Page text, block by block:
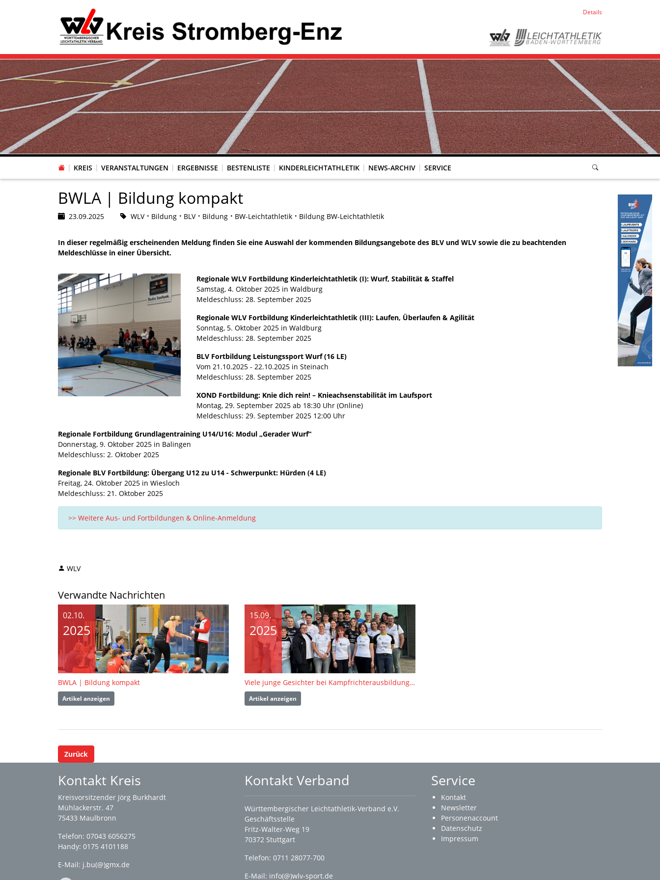
Details
KREIS VERANSTALTUNGEN ERGEBNISSE BESTENLISTE KINDERLEICHTATHLETIK NEWS-ARCHIV SERVICE
BWLA | Bildung kompakt
23.09.2025 WLV Bildung BLV Bildung BW-Leichtathletik Bildung BW-Leichtathletik
In dieser regelmäßig erscheinenden Meldung finden Sie eine Auswahl der kommenden Bildungsangebote des BLV und WLV sowie die zu beachtenden
Meldeschlüsse in einer Übersicht.
Regionale WLV Fortbildung Kinderleichtathletik (I): Wurf, Stabilität & Staffel
Samstag, 4. Oktober 2025 in Waldburg
Meldeschluss: 28. September 2025
Regionale WLV Fortbildung Kinderleichtathletik (III): Laufen, Überlaufen & Agilität
Sonntag, 5. Oktober 2025 in Waldburg
Meldeschluss: 28. September 2025
BLV Fortbildung Leistungssport Wurf (16 LE)
Vom 21.10.2025 - 22.10.2025 in Steinach
Meldeschluss: 28. September 2025
XOND Fortbildung: Knie dich rein! – Knieachsenstabilität im Laufsport
Montag, 29. September 2025 ab 18:30 Uhr (Online)
Meldeschluss: 29. September 2025 12:00 Uhr
Regionale Fortbildung Grundlagentraining U14/U16: Modul „Gerader Wurf“
Donnerstag, 9. Oktober 2025 in Balingen
Meldeschluss: 2. Oktober 2025
Regionale BLV Fortbildung: Übergang U12 zu U14 - Schwerpunkt: Hürden (4 LE)​​​​
Freitag, 24. Oktober 2025 in Wiesloch
Meldeschluss: 21. Oktober 2025
>> Weitere Aus- und Fortbildungen & Online-Anmeldung
WLV
Verwandte Nachrichten
02.10.
2025
BWLA | Bildung kompakt
Artikel anzeigen
15.09.
2025
Viele junge Gesichter bei Kampfrichterausbildung in Hechingen
Artikel anzeigen
Zurück
Kontakt Kreis
Kreisvorsitzender Jörg Burkhardt
Mühlackerstr. 47
75433 Maulbronn
Telefon: 07043 6056275
Handy: 0175 4101188
E-Mail: j.bu(@)gmx.de
Kontakt Verband
Württembergischer Leichtathletik-Verband e.V.
Geschäftsstelle
Fritz-Walter-Weg 19
70372 Stuttgart
Telefon: 0711 28077-700
E-Mail: info(@)wlv-sport.de
Service
Kontakt
Newsletter
Personenaccount
Datenschutz
Impressum